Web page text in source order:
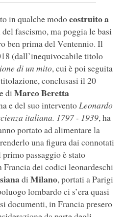
in qualche modocostruito a
fascismo, ma poggia le basi
ben prima del Ventennio. Il
(dall’inequivocabile titolo
di un mito, cui è poi seguita
conclusasi il 20
di Marco Beretta
e del suo interventoLeonardo
italiana. 1797 - 1939, ha
portato ad alimentare la
una figura dai connotati
passaggio è stato
dei codici leonardeschi
di Milano, portati a Parigi
lombardo ci s’era quasi
documenti, in Francia presero